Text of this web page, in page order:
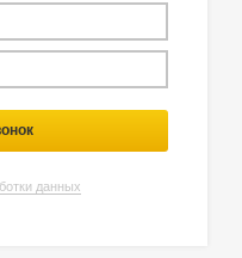
данных